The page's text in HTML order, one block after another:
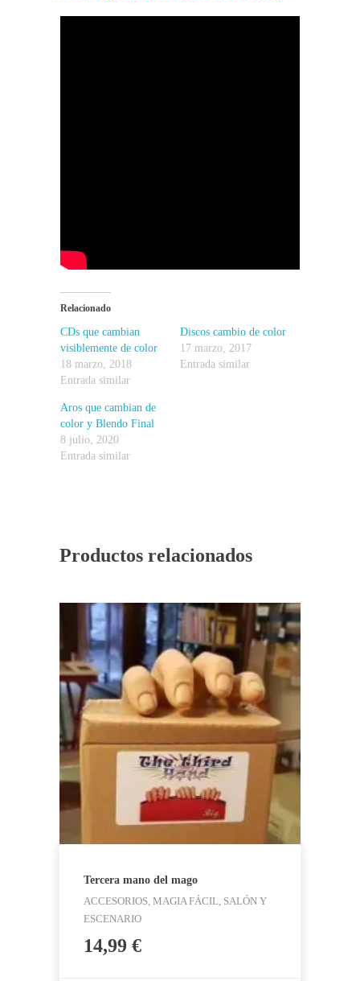
Relacionado
CDs que cambian
visiblemente de color
18 marzo, 2018
Entrada similar
Discos cambio de color
17 marzo, 2017
Entrada similar
Aros que cambian de
color y Blendo Final
8 julio, 2020
Entrada similar
Productos relacionados
Tercera mano del mago
ACCESORIOS, MAGIA FÁCIL, SALÓN Y
ESCENARIO
14,99 €